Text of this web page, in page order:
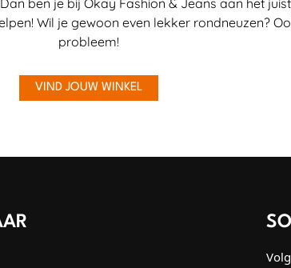
ben je bij Okay Fashion & Jeans aan het
Wil je gewoon even lekker rondneuzen?
probleem!
VIND JOUW WINKEL